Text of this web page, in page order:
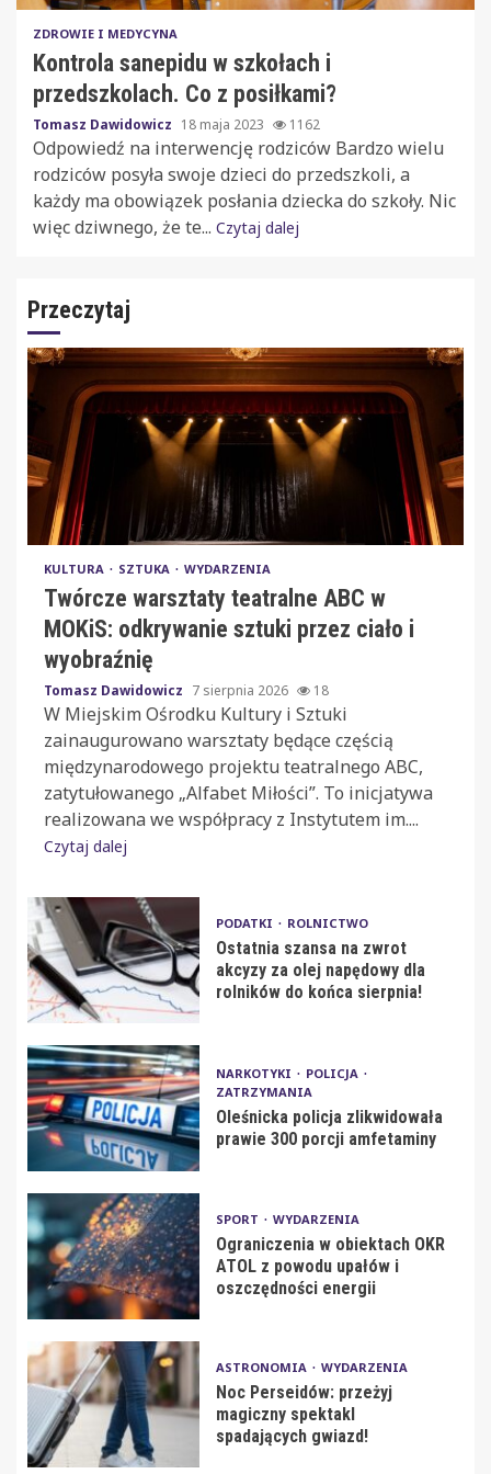
ZDROWIE I MEDYCYNA
Kontrola sanepidu w szkołach i
przedszkolach. Co z posiłkami?
Tomasz Dawidowicz 18 maja 2023 1162
Odpowiedź na interwencję rodziców Bardzo wielu
rodziców posyła swoje dzieci do przedszkoli, a
każdy ma obowiązek posłania dziecka do szkoły. Nic
więc dziwnego, że te... Czytaj dalej
Przeczytaj
KULTURA SZTUKA WYDARZENIA
Twórcze warsztaty teatralne ABC w
MOKiS: odkrywanie sztuki przez ciało i
wyobraźnię
Tomasz Dawidowicz 7 sierpnia 2026 18
W Miejskim Ośrodku Kultury i Sztuki
zainaugurowano warsztaty będące częścią
międzynarodowego projektu teatralnego ABC,
zatytułowanego „Alfabet Miłości”. To inicjatywa
realizowana we współpracy z Instytutem im....
Czytaj dalej
PODATKI ROLNICTWO
Ostatnia szansa na zwrot
akcyzy za olej napędowy dla
rolników do końca sierpnia!
NARKOTYKI
POLICJA
ZATRZYMANIA
Oleśnicka policja zlikwidowała
prawie 300 porcji amfetaminy
SPORT WYDARZENIA
Ograniczenia w obiektach OKR
ATOL z powodu upałów i
oszczędności energii
ASTRONOMIA WYDARZENIA
Noc Perseidów: przeżyj
magiczny spektakl
spadających gwiazd!